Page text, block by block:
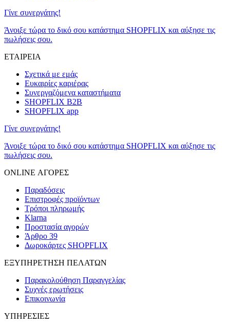
Γίνε συνεργάτης!
Άνοιξε τώρα το δικό σου κατάστημα SHOPFLIX και αύξησε τις
πωλήσεις σου.
ΕΤΑΙΡΕΙΑ
Σχετικά με εμάς
Ευκαιρίες καριέρας
Συνεργαζόμενα καταστήματα
SHOPFLIX B2B
SHOPFLIX app
Γίνε συνεργάτης!
Άνοιξε τώρα το δικό σου κατάστημα SHOPFLIX και αύξησε τις
πωλήσεις σου.
ONLINE ΑΓΟΡΕΣ
Παραδόσεις
Επιστροφές προϊόντων
Τρόποι πληρωμής
Klarna
Προστασία αγορών
Άρθρο 39
Δωροκάρτες SHOPFLIX
ΕΞΥΠΗΡΕΤΗΣΗ ΠΕΛΑΤΩΝ
Παρακολούθηση Παραγγελίας
Συχνές ερωτήσεις
Επικοινωνία
ΥΠΗΡΕΣΙΕΣ